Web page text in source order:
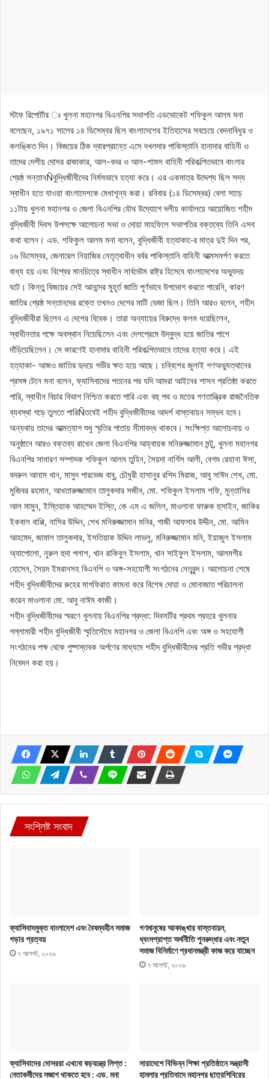
স্টাফ রিপোর্টার ঃ খুলনা মহানগর বিএনপির সভাপতি এডভোকেট শফিকুল আলম মনা
বলেছেন, ১৯৭১ সালের ১৪ ডিসেম্বর ছিল বাংলাদেশের ইতিহাসের সবচেয়ে বেদনাবিধুর ও
কলঙ্কিত দিন। বিজয়ের ঠিক দ্বারপ্রান্তে এসে দখলদার পাকিস্তানি হানাদার বাহিনী ও
তাদের দেশীয় দোসর রাজাকার, আল-বদর ও আল-শামস বাহিনী পরিকল্পিতভাবে বাংলার
শ্রেষ্ঠ সন্তানÑবুদ্ধিজীবীদের নির্মমভাবে হত্যা করে। এর একমাত্র উদ্দেশ্য ছিল সদ্য
স্বাধীন হতে যাওয়া বাংলাদেশকে মেধাশূন্য করা। রবিবার (১৪ ডিসেম্বর) বেলা সাড়ে
১১টায় খুলনা মহানগর ও জেলা বিএনপির যৌথ উদ্যোগে দলীয় কার্যালয়ে আয়োজিত শহীদ
বুদ্ধিজীবী দিবস উপলক্ষে আলোচনা সভা ও দোয়া মাহফিলে সভাপতির বক্তব্যে তিনি এসব
কথা বলেন। এড. শফিকুল আলম মনা বলেন, বুদ্ধিজীবী হত্যাকা-ের মাত্র দুই দিন পর,
১৬ ডিসেম্বর, জেনারেল নিয়াজির নেতৃত্বাধীন বর্বর পাকিস্তানি বাহিনী আত্মসমর্পণ করতে
বাধ্য হয় এবং বিশ্বের মানচিত্রে স্বাধীন সার্বভৌম রাষ্ট্র হিসেবে বাংলাদেশের অভ্যুদয়
ঘটে। কিন্তু বিজয়ের সেই আনন্দের মুহূর্ত জাতি পূর্ণভাবে উপভোগ করতে পারেনি, কারণ
জাতির শ্রেষ্ঠ সন্তানদের রক্তে তখনও দেশের মাটি ভেজা ছিল। তিনি আরও বলেন, শহীদ
বুদ্ধিজীবীরা ছিলেন এ দেশের বিবেক। তারা অন্যায়ের বিরুদ্ধে কলম ধরেছিলেন,
স্বাধীনতার পক্ষে অবস্থান নিয়েছিলেন এবং দেশপ্রেমে উদ্বুদ্ধ হয়ে জাতির পাশে
দাঁড়িয়েছিলেন। সে কারণেই হানাদার বাহিনী পরিকল্পিতভাবে তাদের হত্যা করে। এই
হত্যাকা- আজও জাতির হৃদয়ে গভীর ক্ষত হয়ে আছে। চব্বিশের জুলাই গণঅভ্যুত্থানের
প্রসঙ্গ টেনে মনা বলেন, ফ্যাসিবাদের পতনের পর যদি আমরা আইনের শাসন প্রতিষ্ঠা করতে
পারি, স্বাধীন বিচার বিভাগ নিশ্চিত করতে পারি এবং বহু পথ ও মতের গণতান্ত্রিক রাজনৈতিক
ব্যবস্থা গড়ে তুলতে পারিÑতবেই শহীদ বুদ্ধিজীবীদের আদর্শ বাস্তবায়ন সম্ভব হবে।
অন্যথায় তাদের আত্মত্যাগ শুধু স্মৃতির পাতায় সীমাবদ্ধ থাকবে। সংক্ষিপ্ত আলোচনায় ও
অনুষ্ঠানে আরও বক্তব্য রাখেন জেলা বিএনপির আহ্বায়ক মনিরুজ্জামান মন্টু, খুলনা মহানগর
বিএনপির সাধারণ সম্পাদক শফিকুল আলম তুহিন, সৈয়দা নার্গিস আলী, বেগম রেহানা ঈসা,
বদরুল আনাম খান, মাসুদ পারভেজ বাবু, চৌধুরী হাসানুর রশিদ মিরাজ, আবু সাঈদ শেখ, মো.
মুজিবর রহমান, আখতারুজ্জামান তালুকদার সজীব, মো. শফিকুল ইসলাম শফি, মুন্তাসির
আল মামুন, ইস্তিয়াক আহম্মেদ ইস্তি, কে এম এ জলিল, মাওলানা ফারুক হুসাইন, জাকির
ইকবাল বাপ্পি, নাসির উদ্দিন, শেখ মনিরুজ্জামান মনির, গাজী আফসার উদ্দীন, মো. আমিন
আহমেদ, জামাল তালুকদার, ইসতিয়াক উদ্দিন লাভলু, মনিরুজ্জামান মনি, ইয়াজুল ইসলাম
অ্যাপোলো, নুরুল হুদা পলাশ, খান রাকিবুল ইসলাম, খান সাইফুল ইসলাম, আলমগীর
হোসেন, সৈয়দ ইমরানসহ বিএনপি ও অঙ্গ-সহযোগী সংগঠনের নেতৃবৃন্দ। আলোচনা শেষে
শহীদ বুদ্ধিজীবীদের রুহের মাগফিরাত কামনা করে বিশেষ দোয়া ও মোনাজাত পরিচালনা
করেন মাওলানা মো. আবু নাঈম কাজী।
শহীদ বুদ্ধিজীবীদের স্মরণে খুলনায় বিএনপির শ্রদ্ধা: দিবসটির প্রথম প্রহরে খুলনার
গল্লামারী শহীদ বুদ্ধিজীবী স্মৃতিসৌধে মহানগর ও জেলা বিএনপি এবং অঙ্গ ও সহযোগী
সংগঠনের পক্ষ থেকে পুষ্পস্তবক অর্পণের মাধ্যমে শহীদ বুদ্ধিজীবীদের প্রতি গভীর শ্রদ্ধা
নিবেদন করা হয়।
সংশ্লিষ্ট সংবাদ
ফ্যাসিবাদমুক্ত বাংলাদেশ এবং বৈষম্যহীন সমাজ
গড়ার প্রত্যয়
৭ আগস্ট, ২০২৬
গণমানুষের আকাঙ্খার বাস্তবায়ন,
ধ্বংসপ্রাপ্ত অর্থনীতি পুনরুদ্ধার এবং নতুন
সমাজ বিনির্মাণে প্রধানমন্ত্রী কাজ করে যাচ্ছেন
৭ আগস্ট, ২০২৬
ফ্যাসিবাদের দোসররা এখনো ষড়যন্ত্রে লিপ্ত :
নেতাকর্মীদের সজাগ থাকতে হবে : এড. মনা
সারাদেশে বিভিন্ন শিক্ষা প্রতিষ্ঠানে সন্ত্রাসী
হামলার প্রতিবাদে মহানগর ছাত্রশিবিরের